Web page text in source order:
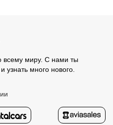
всему миру. С нами ты
узнать много нового.